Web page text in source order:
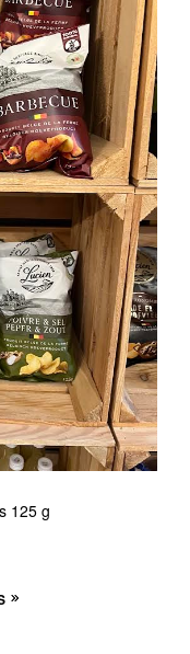
peuvent
être
choisies
sur
la
page
du
125 g
Ce